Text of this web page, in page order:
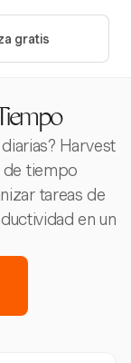
gratis
Harvest
de tiempo
tareas de
en un